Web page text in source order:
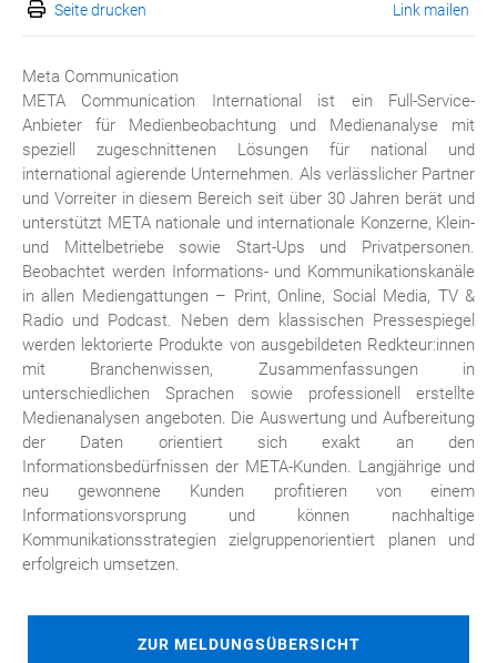
Seite drucken Link mailen
Meta Communication
META Communication International ist ein Full-Service-
Anbieter für Medienbeobachtung und Medienanalyse mit
speziell zugeschnittenen Lösungen für national und
international agierende Unternehmen. Als verlässlicher Partner
und Vorreiter in diesem Bereich seit über 30 Jahren berät und
unterstützt META nationale und internationale Konzerne, Klein-
und Mittelbetriebe sowie Start-Ups und Privatpersonen.
Beobachtet werden Informations- und Kommunikationskanäle
in allen Mediengattungen – Print, Online, Social Media, TV &
Radio und Podcast. Neben dem klassischen Pressespiegel
werden lektorierte Produkte von ausgebildeten Redkteur:innen
mit Branchenwissen, Zusammenfassungen in
unterschiedlichen Sprachen sowie professionell erstellte
Medienanalysen angeboten. Die Auswertung und Aufbereitung
der Daten orientiert sich exakt an den
Informationsbedürfnissen der META-Kunden. Langjährige und
neu gewonnene Kunden profitieren von einem
Informationsvorsprung und können nachhaltige
Kommunikationsstrategien zielgruppenorientiert planen und
erfolgreich umsetzen.
ZUR MELDUNGSÜBERSICHT